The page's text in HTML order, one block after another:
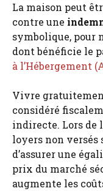
La maison peut
contre une
symbolique, pour
dont bénéficie le
à l’Hébergement
Vivre
considéré
indirecte. Lors de
loyers non versés
d’assurer une
prix du marché
augmente les